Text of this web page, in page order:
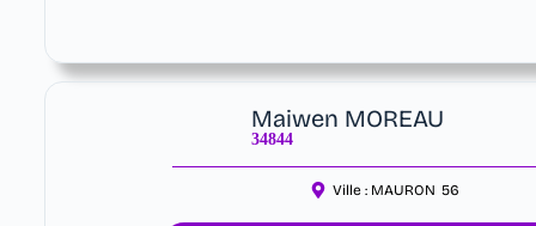
Maiwen MOREAU
34844
Ville : MAURON 56